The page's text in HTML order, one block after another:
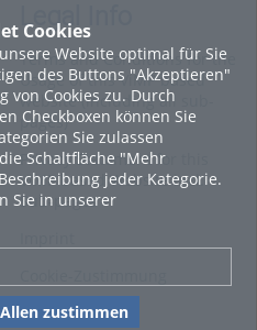
Cookies
Website optimal für Sie
des Buttons "Akzeptieren"
von Cookies zu. Durch
Checkboxen können Sie
Sie zulassen
Schaltfläche "Mehr
jeder Kategorie.
Sie in unserer
Allen zustimmen
Legal Info
Terms and Conditions for the
Usage of this ViMP based
website (including all sub-
pages)
Privacy Statement for this
ViMP based Website incl.
Sub-pages